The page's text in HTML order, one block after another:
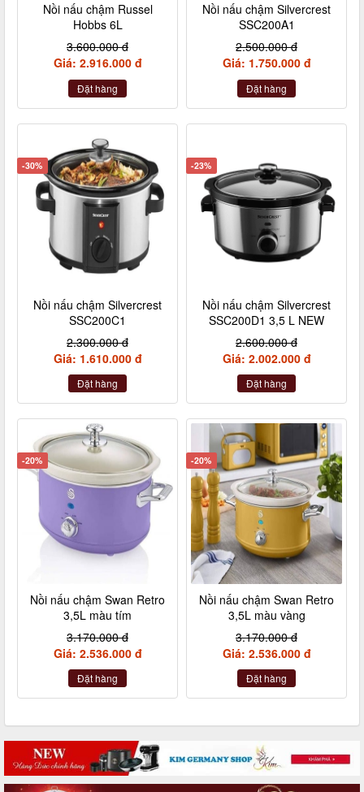
Nồi nấu chậm Russel
Hobbs 6L
3.600.000 đ
Giá: 2.916.000 đ
Đặt hàng
Nồi nấu chậm Silvercrest
SSC200A1
2.500.000 đ
Giá: 1.750.000 đ
Đặt hàng
-30%
Nồi nấu chậm Silvercrest
SSC200C1
2.300.000 đ
Giá: 1.610.000 đ
Đặt hàng
-23%
Nồi nấu chậm Silvercrest
SSC200D1 3,5 L NEW
2.600.000 đ
Giá: 2.002.000 đ
Đặt hàng
-20%
Nồi nấu chậm Swan Retro
3,5L màu tím
3.170.000 đ
Giá: 2.536.000 đ
Đặt hàng
-20%
Nồi nấu chậm Swan Retro
3,5L màu vàng
3.170.000 đ
Giá: 2.536.000 đ
Đặt hàng